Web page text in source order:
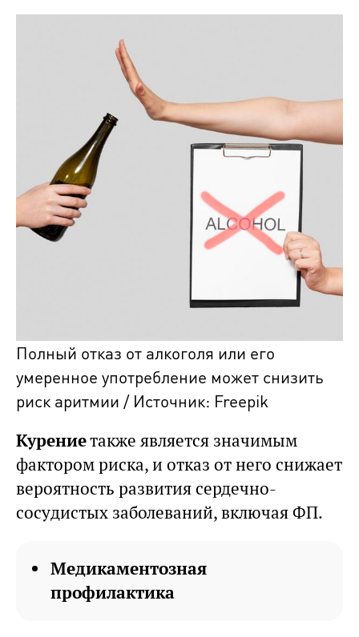
Полный отказ от алкоголя или его
умеренное употребление может снизить
риск аритмии / Источник: Freepik
Курениетакже является значимым
фактором риска, и отказ от него снижает
вероятность развития сердечно-
сосудистых заболеваний, включая ФП.
Медикаментозная
профилактика